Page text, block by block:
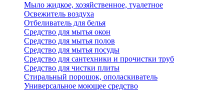
Мыло жидкое, хозяйственное, туалетное
Освежитель воздуха
Отбеливатель для белья
Средство для мытья окон
Средство для мытья полов
Средство для мытья посуды
Средство для сантехники и прочистки труб
Средство для чистки плиты
Стиральный порошок, ополаскиватель
Универсальное моющее средство